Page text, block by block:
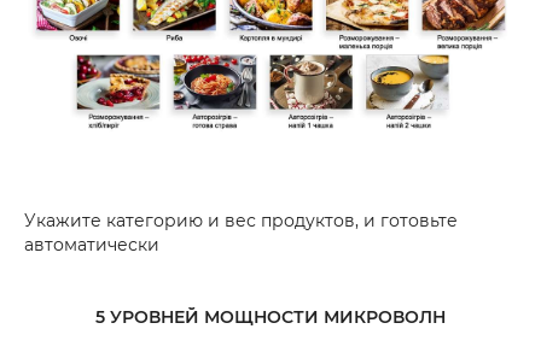
Укажите категорию и вес продуктов, и готовьте
автоматически
5 УРОВНЕЙ МОЩНОСТИ МИКРОВОЛН